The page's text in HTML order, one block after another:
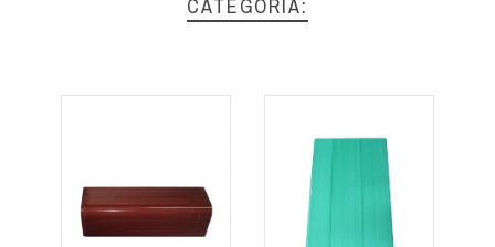
CATEGORÍA: